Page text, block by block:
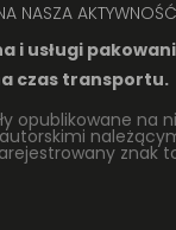
NASZA AKTYWNOŚĆ
i usługi
czas transportu.
opublikowane na
znak